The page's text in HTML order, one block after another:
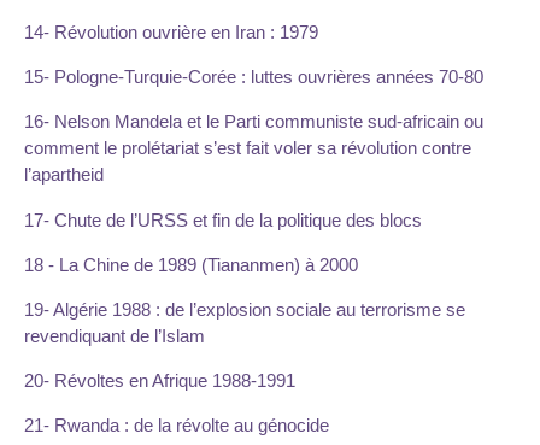
14- Révolution ouvrière en Iran : 1979
15- Pologne-Turquie-Corée : luttes ouvrières années 70-80
16- Nelson Mandela et le Parti communiste sud-africain ou
comment le prolétariat s’est fait voler sa révolution contre
l’apartheid
17- Chute de l’URSS et fin de la politique des blocs
18 - La Chine de 1989 (Tiananmen) à 2000
19- Algérie 1988 : de l’explosion sociale au terrorisme se
revendiquant de l’Islam
20- Révoltes en Afrique 1988-1991
21- Rwanda : de la révolte au génocide